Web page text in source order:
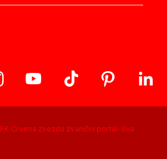
FK Crvena zvezda zvanični portal. Sva